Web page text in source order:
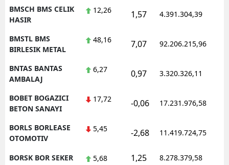
BMSCH BMS CELIK
HASIR
12,26 1,57 4.391.304,39
BMSTL BMS
BIRLESIK METAL
48,16 7,07 92.206.215,96
BNTAS BANTAS
AMBALAJ
6,27 0,97 3.320.326,11
BOBET BOGAZICI
BETON SANAYI
17,72 -0,06 17.231.976,58
BORLS BORLEASE
OTOMOTIV
5,45 -2,68 11.419.724,75
BORSK BOR SEKER 5,68 1,25 8.278.379,58